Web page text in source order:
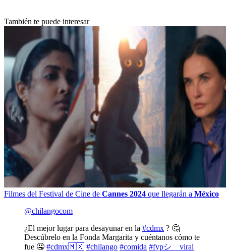
También te puede interesar
Filmes del Festival de Cine de Cannes 2024 que llegarán a México
@chilangocom
¿El mejor lugar para desayunar en la #cdmx ? 🤔
Descúbrelo en la Fonda Margarita y cuéntanos cómo te
fue 🤤 #cdmx🇲🇽 #chilango #comida #fypシ゚viral